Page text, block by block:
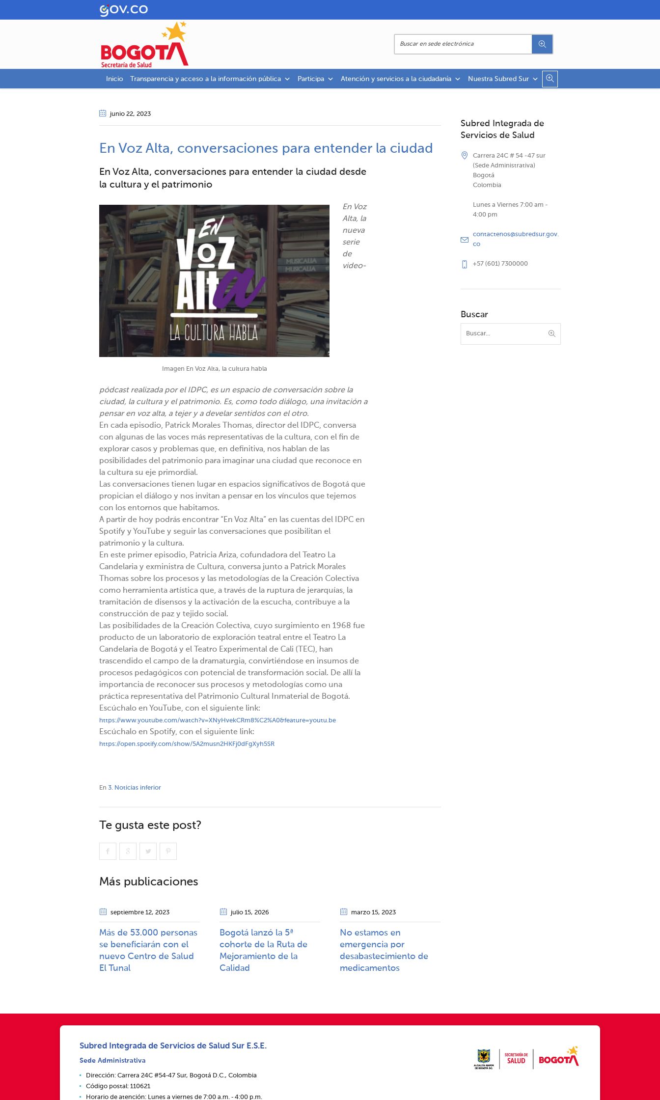
Inicio Transparencia y acceso a la información pública Participa Atención y servicios a la ciudadanía Nuestra Subred Sur
junio 22, 2023
En Voz Alta, conversaciones para entender la ciudad
En Voz Alta, conversaciones para entender la ciudad desde
la cultura y el patrimonio
Imagen En Voz Alta, la cultura habla
En Voz
Alta, la
nueva
serie
de
video-
pódcast realizada por el IDPC, es un espacio de conversación sobre la
ciudad, la cultura y el patrimonio. Es, como todo diálogo, una invitación a
pensar en voz alta, a tejer y a develar sentidos con el otro.
En cada episodio, ⁠Patrick Morales Thomas⁠, director del ⁠IDPC⁠, conversa
con algunas de las voces más representativas de la cultura, con el fin de
explorar casos y problemas que, en definitiva, nos hablan de las
posibilidades del patrimonio para imaginar una ciudad que reconoce en
la cultura su eje primordial.
Las conversaciones tienen lugar en espacios significativos de Bogotá que
propician el diálogo y nos invitan a pensar en los vínculos que tejemos
con los entornos que habitamos.
A partir de hoy podrás encontrar “En Voz Alta” en las cuentas del ⁠IDPC en
Spotify y YouTube y seguir las conversaciones que posibilitan el
patrimonio y la cultura.
En este primer episodio, Patricia Ariza, cofundadora del Teatro La
Candelaria y exministra de Cultura, conversa junto a ⁠Patrick Morales
Thomas⁠ sobre los procesos y las metodologías de la Creación Colectiva
como herramienta artística que, a través de la ruptura de jerarquías, la
tramitación de disensos y la activación de la escucha, contribuye a la
construcción de paz y tejido social.
Las posibilidades de la Creación Colectiva, cuyo surgimiento en 1968 fue
producto de un laboratorio de exploración teatral entre el Teatro La
Candelaria de Bogotá y el Teatro Experimental de Cali (TEC), han
trascendido el campo de la dramaturgia, convirtiéndose en insumos de
procesos pedagógicos con potencial de transformación social. De allí la
importancia de reconocer sus procesos y metodologías como una
práctica representativa del Patrimonio Cultural Inmaterial de Bogotá.
Escúchalo en YouTube, con el siguiente link:
https://www.youtube.com/watch?v=XNyHvekCRm8%C2%A0&feature=youtu.be
Escúchalo en Spotify, con el siguiente link:
https://open.spotify.com/show/5A2musn2HKFj0dFgXyh5SR
En 3. Noticias inferior
Te gusta este post?
Más publicaciones
septiembre 12, 2023
Más de 53.000 personas
se beneficiarán con el
nuevo Centro de Salud
El Tunal
julio 15, 2026
Bogotá lanzó la 5ª
cohorte de la Ruta de
Mejoramiento de la
Calidad​​
marzo 15, 2023
No estamos en
emergencia por
desabastecimiento de
medicamentos
Subred Integrada de
Servicios de Salud
Carrera 24C # 54 -47 sur
(Sede Administrativa)
Bogotá
Colombia
Lunes a Viernes 7:00 am -
4:00 pm
contactenos@subredsur.gov.
co
+57 (601) 7300000
Buscar
Subred Integrada de Servicios de Salud Sur E.S.E.
Sede Administrativa
Dirección: Carrera 24C #54‑47 Sur, Bogotá D.C., Colombia
Código postal: 110621
Horario de atención: Lunes a viernes de 7:00 a.m. ‑ 4:00 p.m.